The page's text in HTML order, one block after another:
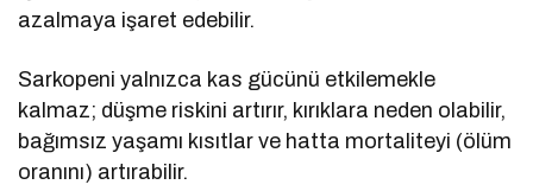
azalmaya işaret edebilir.
Sarkopeni yalnızca kas gücünü etkilemekle
kalmaz; düşme riskini artırır, kırıklara neden olabilir,
bağımsız yaşamı kısıtlar ve hatta mortaliteyi (ölüm
oranını) artırabilir.